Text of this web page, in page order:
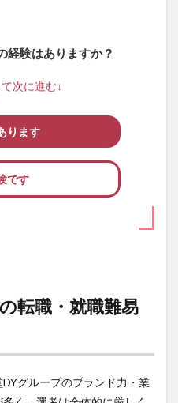
経験はありますか？
次に進む↓
ります
です
転職・就職難易
DYグループのブランド力・業